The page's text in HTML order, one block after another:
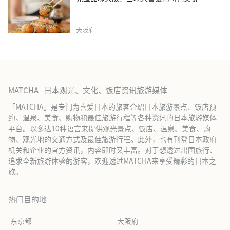
大阪府
MATCHA - 日本观光、文化、饭店资讯旅游媒体
「MATCHA」是专门为喜爱日本的旅客介绍日本旅游景点、饭店预
约、温泉、美食、购物和最佳旅游行程等各种资讯的日本旅游媒体
平台。以多达10种语言来提供观光景点、饭店、温泉、美食、购
物、观光地的交通方式及最佳旅游行程。此外，也有刊登日本政府
机关和企业的官方资讯，内容即时又丰富。对于想透过出国旅行、
追求全新旅游体验的游客，欢迎透过MATCHA来享受精彩的日本之
旅。
热门目的地
东京都 大阪府